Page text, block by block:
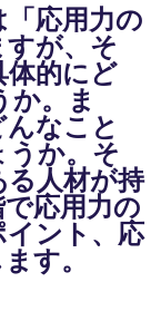
応用力の
が、そ
体的にど
か。ま
なこと
うか。そ
人材が持
応用力の
ント、応
す。